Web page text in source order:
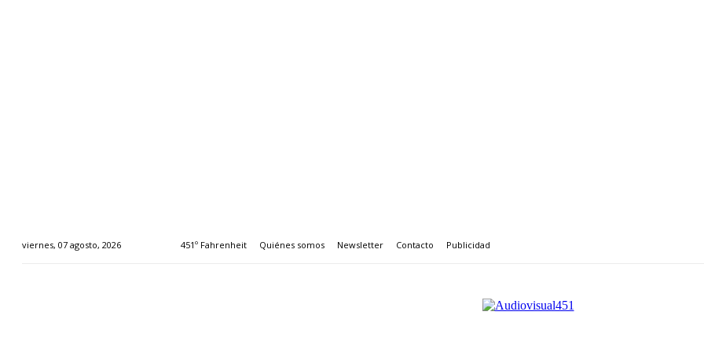
viernes, 07 agosto, 2026 451º Fahrenheit Quiénes somos Newsletter Contacto Publicidad